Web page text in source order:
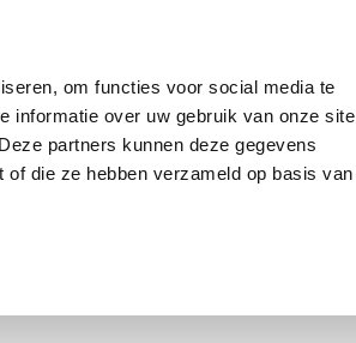
om functies voor social media te
informatie over uw gebruik van onze site
partners kunnen deze gegevens
die ze hebben verzameld op basis van